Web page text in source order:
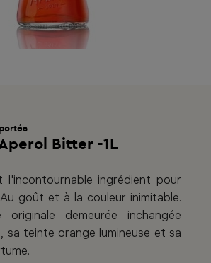
Bitter -1L
l'incontournable ingrédient pour
goût et à la couleur inimitable.
demeurée inchangée
sa teinte orange lumineuse et sa